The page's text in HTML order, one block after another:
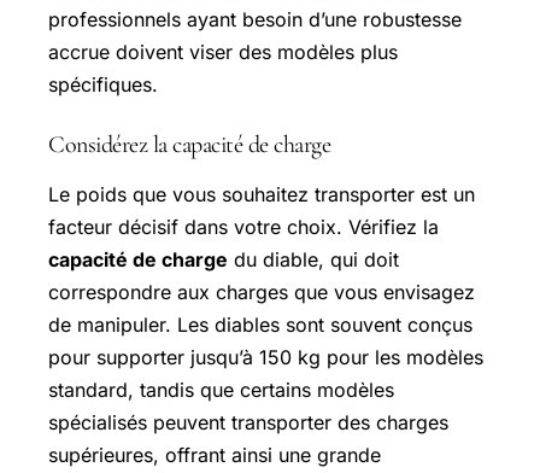
professionnels ayant besoin d’une robustesse
accrue doivent viser des modèles plus
spécifiques.
Considérez la capacité de charge
Le poids que vous souhaitez transporter est un
facteur décisif dans votre choix. Vérifiez la
capacité de charge du diable, qui doit
correspondre aux charges que vous envisagez
de manipuler. Les diables sont souvent conçus
pour supporter jusqu’à 150 kg pour les modèles
standard, tandis que certains modèles
spécialisés peuvent transporter des charges
supérieures, offrant ainsi une grande